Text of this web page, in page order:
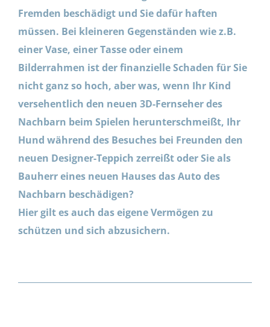
Fremden beschädigt und Sie dafür haften
müssen. Bei kleineren Gegenständen wie z.B.
einer Vase, einer Tasse oder einem
Bilderrahmen ist der finanzielle Schaden für Sie
nicht ganz so hoch, aber was, wenn Ihr Kind
versehentlich den neuen 3D-Fernseher des
Nachbarn beim Spielen herunterschmeißt, Ihr
Hund während des Besuches bei Freunden den
neuen Designer-Teppich zerreißt oder Sie als
Bauherr eines neuen Hauses das Auto des
Nachbarn beschädigen?
Hier gilt es auch das eigene Vermögen zu
schützen und sich abzusichern.